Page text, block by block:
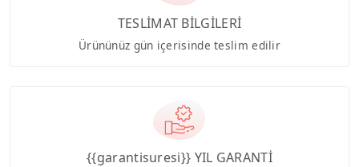
TESLİMAT BİLGİLERİ
Ürününüz gün içerisinde teslim edilir
{{garantisuresi}} YIL GARANTİ